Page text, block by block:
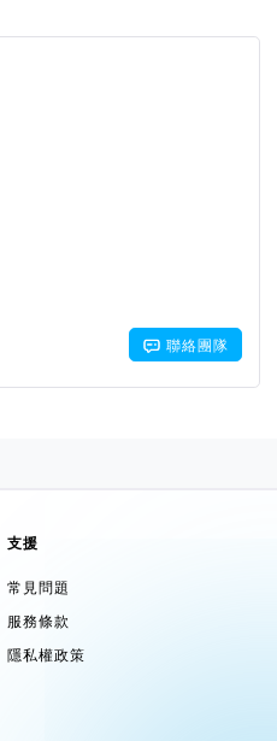
聯絡團隊
支援
常見問題
服務條款
隱私權政策